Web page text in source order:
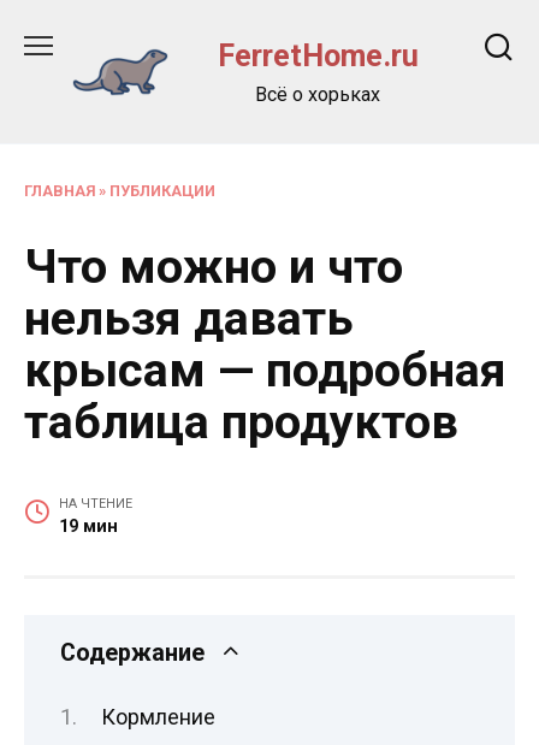
содержанию
FerretHome.ru
Всё о хорьках
ГЛАВНАЯ » ПУБЛИКАЦИИ
Что можно и что
нельзя давать
крысам — подробная
таблица продуктов
НА ЧТЕНИЕ
19 мин
Содержание
Кормление